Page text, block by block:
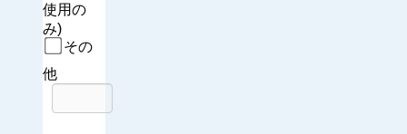
使用の
み)
その
他